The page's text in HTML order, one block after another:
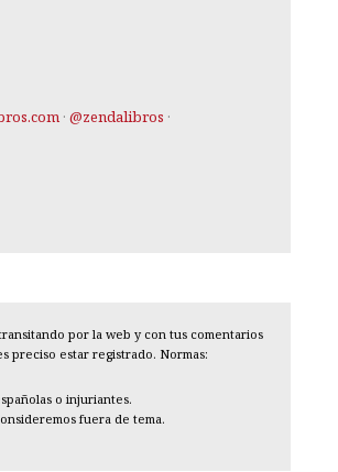
· @zendalibros ·
por la web y con tus comentarios
preciso estar registrado. Normas:
o injuriantes.
fuera de tema.